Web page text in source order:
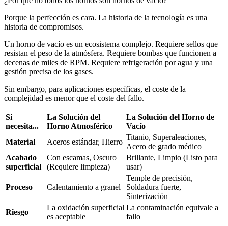
Porque la perfección es cara. La historia de la tecnología es una
historia de compromisos.
Un horno de vacío es un ecosistema complejo. Requiere sellos que
resistan el peso de la atmósfera. Requiere bombas que funcionen a
decenas de miles de RPM. Requiere refrigeración por agua y una
gestión precisa de los gases.
Sin embargo, para aplicaciones específicas, el coste de la
complejidad es menor que el coste del fallo.
Si
necesita...
La Solución del
Horno Atmosférico
La Solución del Horno de
Vacío
Material
Aceros estándar, Hierro
Titanio, Superaleaciones,
Acero de grado médico
Acabado
superficial
Con escamas, Oscuro
(Requiere limpieza)
Brillante, Limpio (Listo para
usar)
Proceso Calentamiento a granel
Temple de precisión,
Soldadura fuerte,
Sinterización
Riesgo
La oxidación superficial
es aceptable
La contaminación equivale a
fallo